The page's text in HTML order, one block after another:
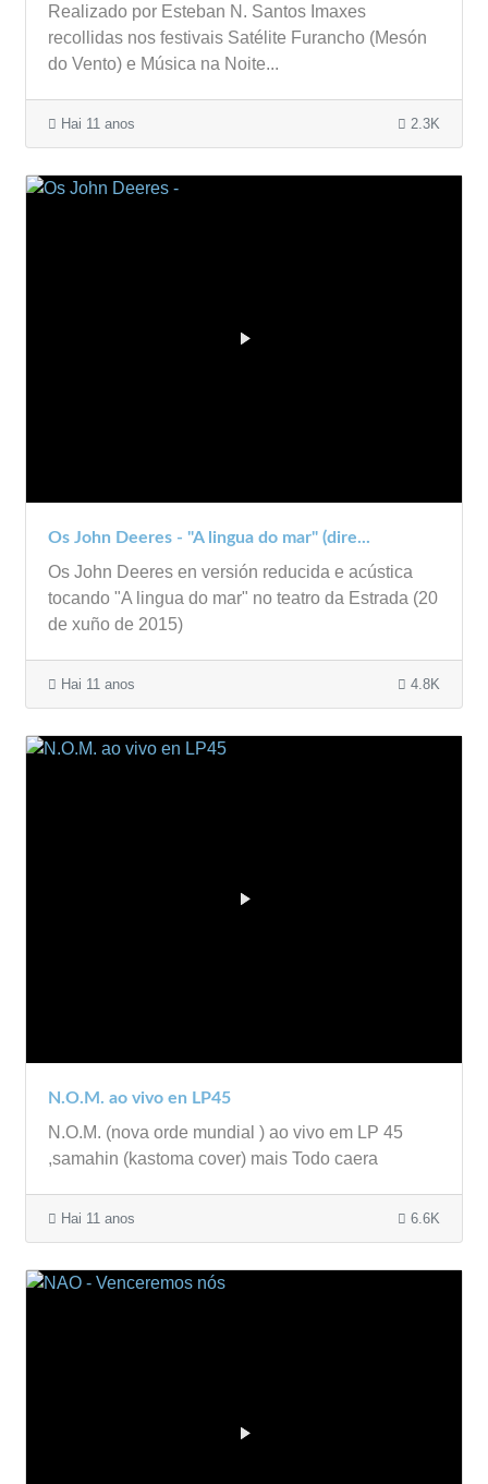
Realizado por Esteban N. Santos Imaxes
recollidas nos festivais Satélite Furancho (Mesón
do Vento) e Música na Noite...
Hai 11 anos 2.3K
Os John Deeres - "A lingua do mar" (dire...
Os John Deeres en versión reducida e acústica
tocando "A lingua do mar" no teatro da Estrada (20
de xuño de 2015)
Hai 11 anos 4.8K
N.O.M. ao vivo en LP45
N.O.M. (nova orde mundial ) ao vivo em LP 45
,samahin (kastoma cover) mais Todo caera
Hai 11 anos 6.6K